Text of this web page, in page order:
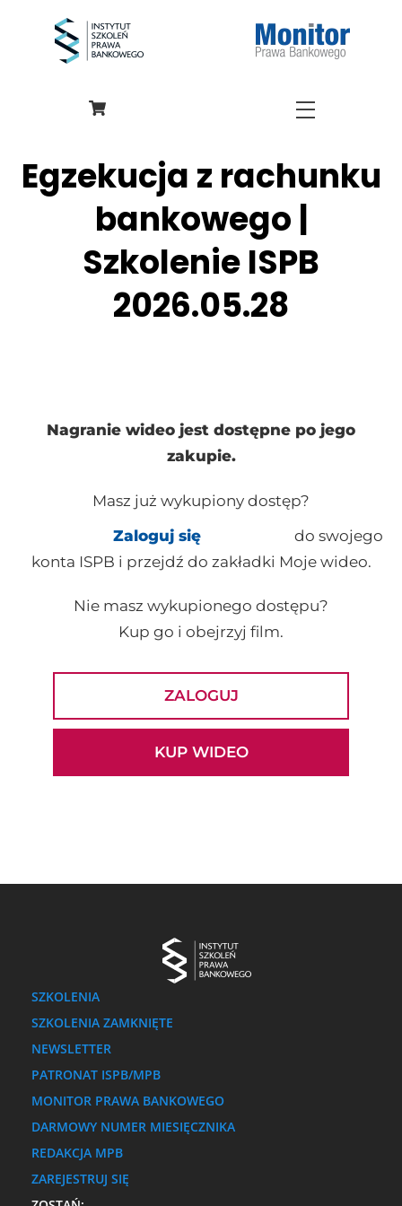
Menu
Egzekucja z rachunku
bankowego |
Szkolenie ISPB
2026.05.28
Nagranie wideo jest dostępne po jego
zakupie.
Masz już wykupiony dostęp?
Zaloguj się
do swojego
konta ISPB i przejdź do zakładki Moje wideo.
Nie masz wykupionego dostępu?
Kup go i obejrzyj film.
ZALOGUJ
KUP WIDEO
SZKOLENIA
SZKOLENIA ZAMKNIĘTE
NEWSLETTER
PATRONAT ISPB/MPB
MONITOR PRAWA BANKOWEGO
DARMOWY NUMER MIESIĘCZNIKA
REDAKCJA MPB
ZAREJESTRUJ SIĘ